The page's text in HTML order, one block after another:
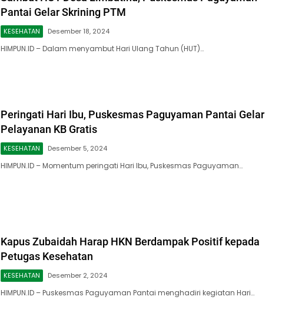
Pantai Gelar Skrining PTM
KESEHATAN Desember 18, 2024
HIMPUN.ID – Dalam menyambut Hari Ulang Tahun (HUT)…
Peringati Hari Ibu, Puskesmas Paguyaman Pantai Gelar
Pelayanan KB Gratis
KESEHATAN Desember 5, 2024
HIMPUN.ID – Momentum peringati Hari Ibu, Puskesmas Paguyaman…
Kapus Zubaidah Harap HKN Berdampak Positif kepada
Petugas Kesehatan
KESEHATAN Desember 2, 2024
HIMPUN.ID – Puskesmas Paguyaman Pantai menghadiri kegiatan Hari…